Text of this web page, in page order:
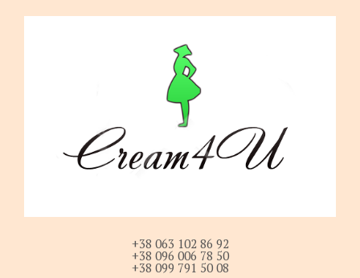
+38 063 102 86 92
+38 096 006 78 50
+38 099 791 50 08